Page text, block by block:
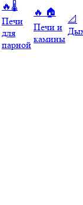
🔥🌡️
Печи
для
парной
🔥 🏠
Печи и
камины
📐